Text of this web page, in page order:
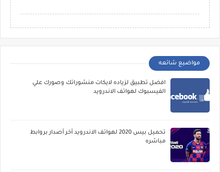
مواضيع شائعه
افضل تطبيق لزياده لايكات منشوراتك وصورك علي
الفيسبوك لهواتف الاندرويد
تحميل بيس 2020 لهواتف الاندرويد أخر أصدار بروابط
مباشره